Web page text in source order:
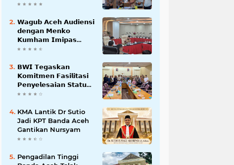
𝗦𝗲𝗸𝗿𝗲𝘁𝗮𝗿𝗶𝗮𝘁 𝗡𝗲𝗴𝗮𝗿𝗮
𝗪𝗮𝗴𝘂𝗯 𝗔𝗰𝗲𝗵 𝗔𝘂𝗱𝗶𝗲𝗻𝘀𝗶
𝗱𝗲𝗻𝗴𝗮𝗻 𝗠𝗲𝗻𝗸𝗼
𝗞𝘂𝗺𝗵𝗮𝗺 𝗜𝗺𝗶𝗽𝗮𝘀
𝗧𝗲𝗿𝗸𝗮𝗶𝘁 𝗦𝘁𝗮𝘁𝘂𝘀 𝗪𝗮𝗸𝗮𝗳
𝗕𝗪𝗜 𝗧𝗲𝗴𝗮𝘀𝗸𝗮𝗻
𝗞𝗼𝗺𝗶𝘁𝗺𝗲𝗻 𝗙𝗮𝘀𝗶𝗹𝗶𝘁𝗮𝘀𝗶
𝗣𝗲𝗻𝘆𝗲𝗹𝗲𝘀𝗮𝗶𝗮𝗻 𝗦𝘁𝗮𝘁𝘂𝘀
𝗪𝗮𝗸𝗮𝗳 𝗕𝗹𝗮𝗻𝗴 𝗣𝗮𝗱𝗮𝗻𝗴
KMA Lantik Dr Sutio
Jadi KPT Banda Aceh
Gantikan Nursyam
Pengadilan Tinggi